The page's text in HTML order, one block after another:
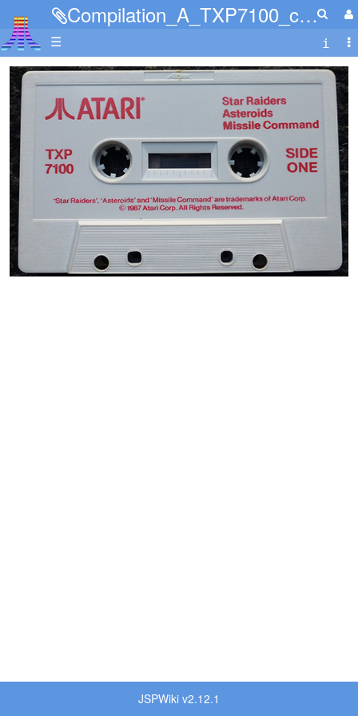
Compilation_A_TXP7100_cass.jpg
☰
JSPWiki v2.12.1